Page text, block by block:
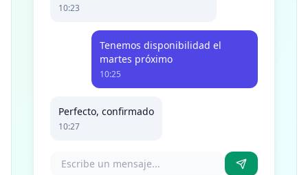
10:23
Tenemos disponibilidad el
martes próximo
10:25
Perfecto, confirmado
10:27